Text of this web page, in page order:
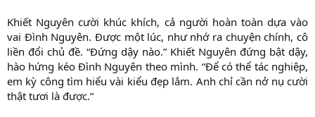
Khiết Nguyên cười khúc khích, cả người hoàn toàn dựa vào
vai Đình Nguyên. Được một lúc, như nhớ ra chuyện chính, cô
liền đổi chủ đề. “Đứng dậy nào.” Khiết Nguyên đứng bật dậy,
hào hứng kéo Đình Nguyên theo mình. “Để có thể tác nghiệp,
em kỳ công tìm hiểu vài kiểu đẹp lắm. Anh chỉ cần nở nụ cười
thật tươi là được.”